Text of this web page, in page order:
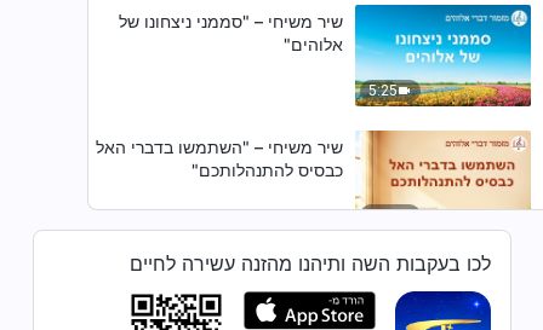
5:25
שיר משיחי – "סממני ניצחונו של
אלוהים"
3:56
שיר משיחי – "השתמשו בדברי האל
כבסיס להתנהלותכם"
שיר משיחי – "אלוהים מוביל אנשים
אל הנתיב הנכון בחיים"
לכו בעקבות השה ותיהנו מהזנה עשירה לחיים